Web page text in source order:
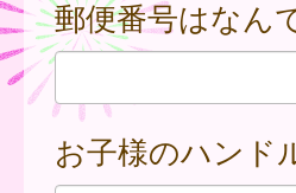
郵便番号はなん
お子様のハンド